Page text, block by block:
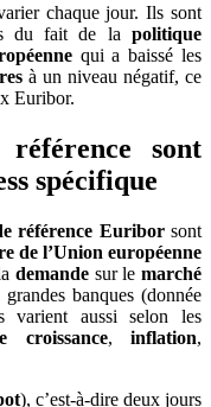
chaque jour. Ils sont
du fait de la politique
qui a baissé les
à un niveau négatif, ce
Euribor.
sont
spécifique
référence Euriborsont
de l’Union européenne
demandesur le marché
banques (donnée
varient aussi selon les
croissance,inflation,
), c’est-à-dire deux jours